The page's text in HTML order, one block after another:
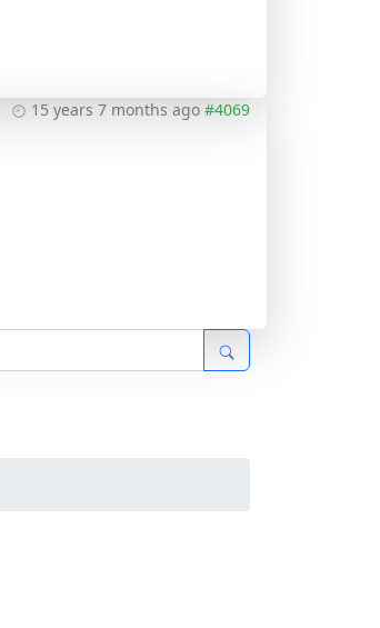
15 years 7 months ago #4069